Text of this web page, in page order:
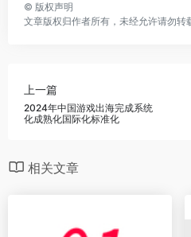
© 版权声明
文章版权归作者所有，未经允许请勿转
上一篇
2024年中国游戏出海完成系统
化成熟化国际化标准化
相关文章